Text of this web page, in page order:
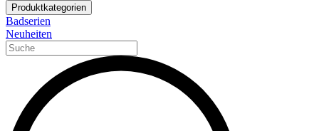
Produktkategorien
Badserien
Neuheiten